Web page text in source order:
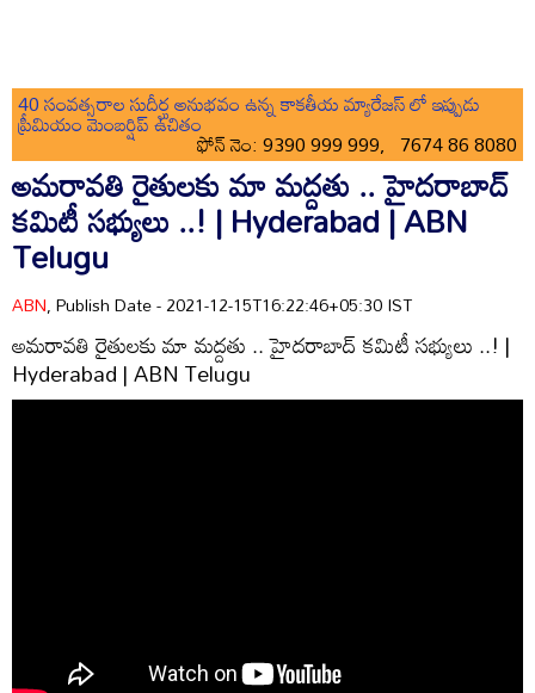
40 సంవత్సరాల సుదీర్ఘ అనుభవం ఉన్న కాకతీయ మ్యారేజస్ లో ఇప్పుడు
ప్రీమియం మెంబర్షిప్ ఉచితం
ఫోన్ నెం: 9390 999 999, 7674 86 8080
అమరావతి రైతులకు మా మద్దతు .. హైదరాబాద్
కమిటీ సభ్యులు ..! | Hyderabad | ABN
Telugu
ABN, Publish Date - 2021-12-15T16:22:46+05:30 IST
అమరావతి రైతులకు మా మద్దతు .. హైదరాబాద్ కమిటీ సభ్యులు ..! |
Hyderabad | ABN Telugu